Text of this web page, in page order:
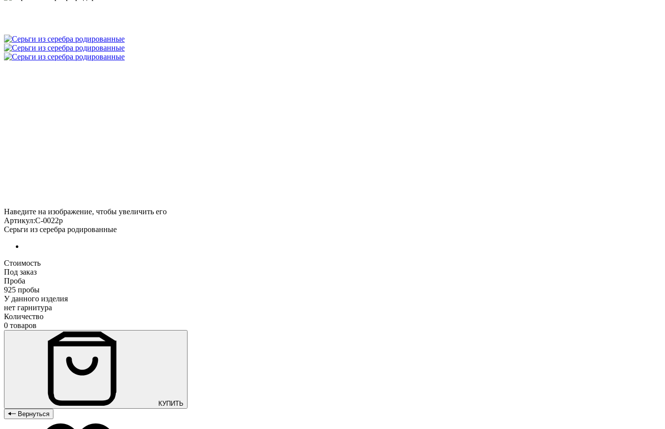
Наведите на изображение, чтобы увеличить его
Артикул:С-0022р
Серьги из серебра родированные
Стоимость
Под заказ
Проба
925 пробы
У данного изделия
нет гарнитура
Количество
0 товаров
КУПИТЬ
Вернуться